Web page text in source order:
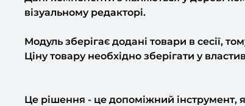
візуальному редакторі.
Модуль зберігає додані товари в сесії,
Ціну товару необхідно зберігати у
Це рішення - це допоміжний інструмент,